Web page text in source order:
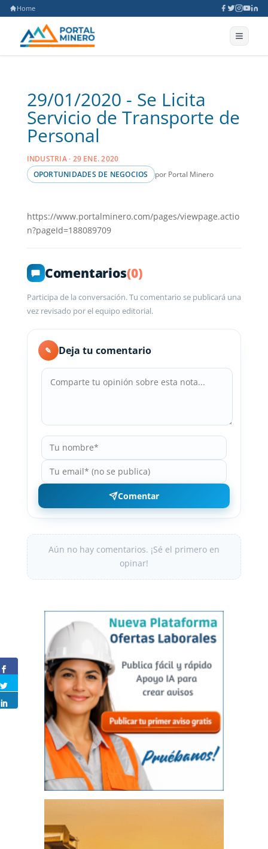
Home
29/01/2020 - Se Licita
Servicio de Transporte de
Personal
INDUSTRIA · 29 ENE. 2020
OPORTUNIDADES DE NEGOCIOS
por Portal Minero
https://www.portalminero.com/pages/viewpage.actio
n?pageId=188089709
Comentarios(0)
Participa de la conversación. Tu comentario se publicará una
vez revisado por el equipo editorial.
✎ Deja tu comentario
Comentar
Aún no hay comentarios. ¡Sé el primero en
opinar!